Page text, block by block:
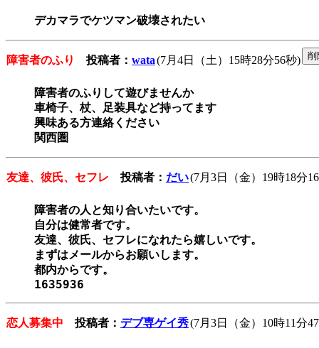
デカマラでケツマン破壊されたい
障害者のふり 投稿者： wata(7月4日（土）15時28分56秒)
障害者のふりして遊びませんか
車椅子、杖、足装具など持ってます
興味ある方連絡ください
関西圏
友達、彼氏、セフレ 投稿者： だい(7月3日（金）19時18分
障害者の人と知り合いたいです。
自分は健常者です。
友達、彼氏、セフレになれたら嬉しいです。
まずはメールからお願いします。
都内からです。
1635936
恋人募集中 投稿者： デブ専ゲイ秀(7月3日（金）10時11分